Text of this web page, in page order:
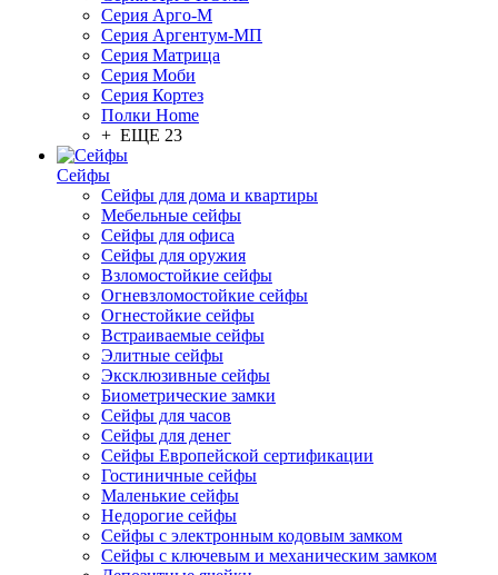
Серия Арго-М
Серия Аргентум-МП
Серия Матрица
Серия Моби
Серия Кортез
Полки Home
+ ЕЩЕ 23
Сейфы
Сейфы для дома и квартиры
Мебельные сейфы
Сейфы для офиса
Сейфы для оружия
Взломостойкие сейфы
Огневзломостойкие сейфы
Огнестойкие сейфы
Встраиваемые сейфы
Элитные сейфы
Эксклюзивные сейфы
Биометрические замки
Сейфы для часов
Сейфы для денег
Сейфы Европейской сертификации
Гостиничные сейфы
Маленькие сейфы
Недорогие сейфы
Сейфы с электронным кодовым замком
Сейфы с ключевым и механическим замком